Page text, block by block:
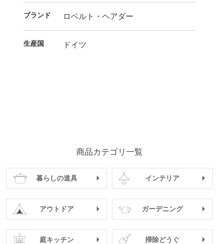
ブランド ロベルト・ヘアダー
生産国 ドイツ
商品カテゴリ一覧
暮らしの道具 インテリア
アウトドア ガーデニング
庭キッチン 掃除どうぐ